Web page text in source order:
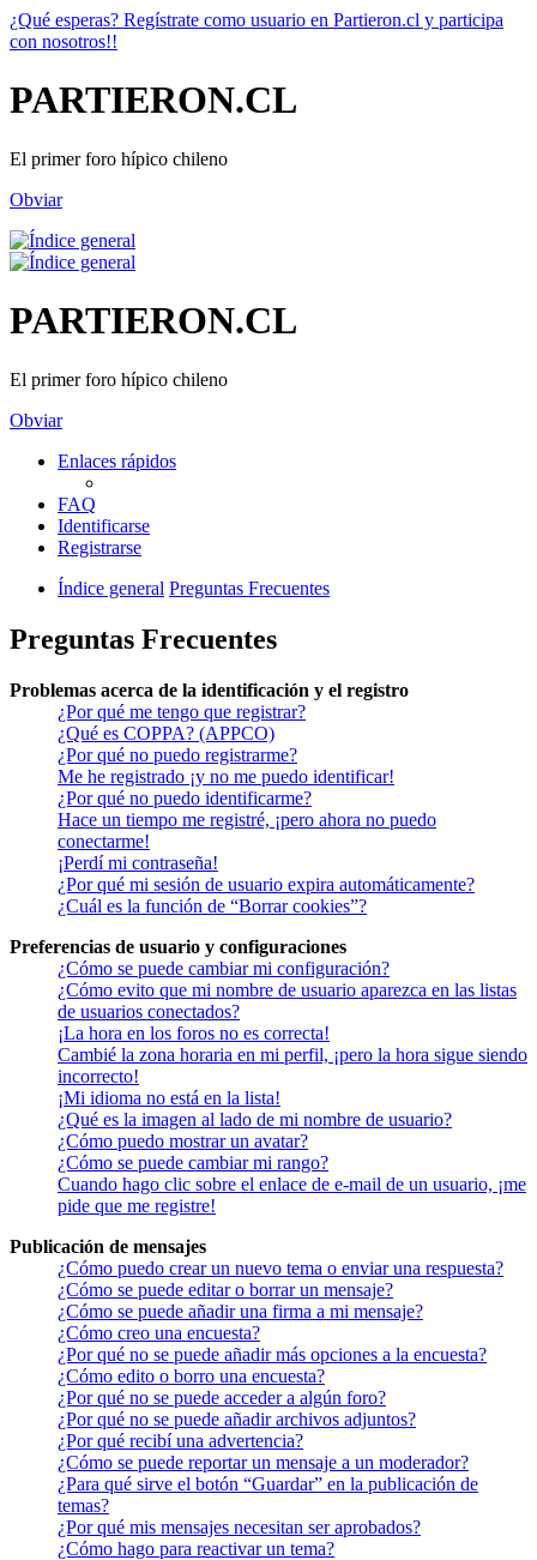
¿Qué esperas? Regístrate como usuario en Partieron.cl y participa
con nosotros!!
PARTIERON.CL
El primer foro hípico chileno
Obviar
PARTIERON.CL
El primer foro hípico chileno
Obviar
Enlaces rápidos
FAQ
Identificarse
Registrarse
Índice general Preguntas Frecuentes
Preguntas Frecuentes
Problemas acerca de la identificación y el registro
¿Por qué me tengo que registrar?
¿Qué es COPPA? (APPCO)
¿Por qué no puedo registrarme?
Me he registrado ¡y no me puedo identificar!
¿Por qué no puedo identificarme?
Hace un tiempo me registré, ¡pero ahora no puedo
conectarme!
¡Perdí mi contraseña!
¿Por qué mi sesión de usuario expira automáticamente?
¿Cuál es la función de “Borrar cookies”?
Preferencias de usuario y configuraciones
¿Cómo se puede cambiar mi configuración?
¿Cómo evito que mi nombre de usuario aparezca en las listas
de usuarios conectados?
¡La hora en los foros no es correcta!
Cambié la zona horaria en mi perfil, ¡pero la hora sigue siendo
incorrecto!
¡Mi idioma no está en la lista!
¿Qué es la imagen al lado de mi nombre de usuario?
¿Cómo puedo mostrar un avatar?
¿Cómo se puede cambiar mi rango?
Cuando hago clic sobre el enlace de e-mail de un usuario, ¡me
pide que me registre!
Publicación de mensajes
¿Cómo puedo crear un nuevo tema o enviar una respuesta?
¿Cómo se puede editar o borrar un mensaje?
¿Cómo se puede añadir una firma a mi mensaje?
¿Cómo creo una encuesta?
¿Por qué no se puede añadir más opciones a la encuesta?
¿Cómo edito o borro una encuesta?
¿Por qué no se puede acceder a algún foro?
¿Por qué no se puede añadir archivos adjuntos?
¿Por qué recibí una advertencia?
¿Cómo se puede reportar un mensaje a un moderador?
¿Para qué sirve el botón “Guardar” en la publicación de
temas?
¿Por qué mis mensajes necesitan ser aprobados?
¿Cómo hago para reactivar un tema?